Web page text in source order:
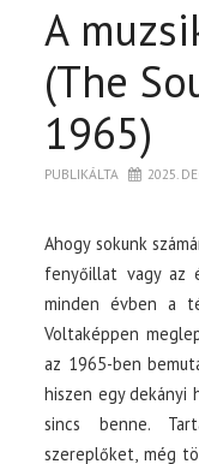
A
(The
1965)
PUBLIKÁLTA 2025.
Ahogy sokunk
fenyőillat vagy az
minden évben a
Voltaképpen
az 1965-ben
hiszen egy dekányi
sincs benne.
szereplőket, még